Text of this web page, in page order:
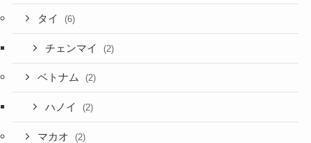
タイ (6)
チェンマイ (2)
ベトナム (2)
ハノイ (2)
マカオ (2)